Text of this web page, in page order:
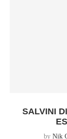
SALVINI
by Nik